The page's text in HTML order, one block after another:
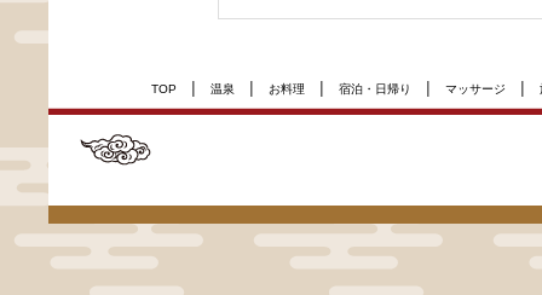
TOP | 温泉 | お料理 | 宿泊・日帰り | マッサージ |